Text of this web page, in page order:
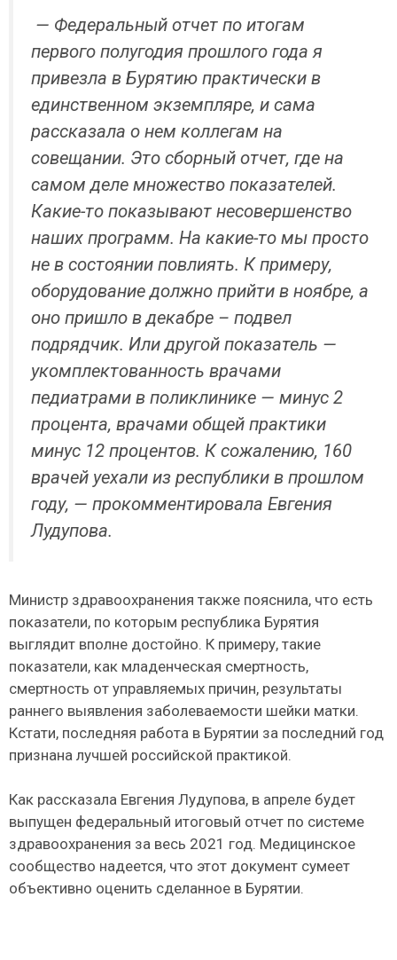
— Федеральный отчет по итогам
первого полугодия прошлого года я
привезла в Бурятию практически в
единственном экземпляре, и сама
рассказала о нем коллегам на
совещании. Это сборный отчет, где на
самом деле множество показателей.
Какие-то показывают несовершенство
наших программ. На какие-то мы просто
не в состоянии повлиять. К примеру,
оборудование должно прийти в ноябре, а
оно пришло в декабре – подвел
подрядчик. Или другой показатель —
укомплектованность врачами
педиатрами в поликлинике — минус 2
процента, врачами общей практики
минус 12 процентов. К сожалению, 160
врачей уехали из республики в прошлом
году, — прокомментировала Евгения
Лудупова.
Министр здравоохранения также пояснила, что есть
показатели, по которым республика Бурятия
выглядит вполне достойно. К примеру, такие
показатели, как младенческая смертность,
смертность от управляемых причин, результаты
раннего выявления заболеваемости шейки матки.
Кстати, последняя работа в Бурятии за последний год
признана лучшей российской практикой.
Как рассказала Евгения Лудупова, в апреле будет
выпущен федеральный итоговый отчет по системе
здравоохранения за весь 2021 год. Медицинское
сообщество надеется, что этот документ сумеет
объективно оценить сделанное в Бурятии.